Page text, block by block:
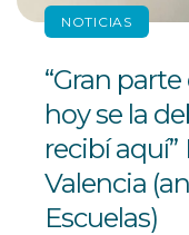
NOTICIAS
“Gran
hoy se la
recibí aquí”
Valencia
Escuelas)